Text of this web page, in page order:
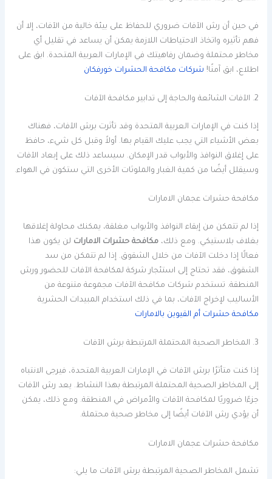
في حين أن رش الآفات ضروري للحفاظ على بيئة خالية من الآفات، إلا أن
فهم تأثيره واتخاذ الاحتياطات اللازمة يمكن أن يساعد في تقليل أي
مخاطر محتملة وضمان رفاهيتك في الإمارات العربية المتحدة. ابق على
اطلاع، ابق آمنًا! شركات مكافحة الحشرات خورفكان
2. الآفات الشائعة والحاجة إلى تدابير مكافحة الآفات
إذا كنت في الإمارات العربية المتحدة وقد تأثرت برش الآفات، فهناك
بعض الأشياء التي يجب عليك القيام بها. أولاً وقبل كل شيء، حافظ
على إغلاق النوافذ والأبواب قدر الإمكان. سيساعد ذلك على إبعاد الآفات
وسيقلل أيضًا من كمية الغبار والملوثات الأخرى التي ستكون في الهواء.
مكافحة حشرات عجمان الامارات
إذا لم تتمكن من إبقاء النوافذ والأبواب مغلقة، يمكنك محاولة إغلاقها
بغلاف بلاستيكي. ومع ذلك،مكافحة حشرات الامارات لن يكون هذا
فعالًا إذا دخلت الآفات من خلال الشقوق. إذا لم تتمكن من سد
الشقوق، فقد تحتاج إلى استئجار شركة لمكافحة الآفات للحضور ورش
المنطقة. تستخدم شركات مكافحة الآفات مجموعة متنوعة من
الأساليب لإخراج الآفات، بما في ذلك استخدام المبيدات الحشرية
مكافحة حشرات أم القيوين بالامارات
3. المخاطر الصحية المحتملة المرتبطة برش الآفات
إذا كنت متأثرًا برش الآفات في الإمارات العربية المتحدة، فيرجى الانتباه
إلى المخاطر الصحية المحتملة المرتبطة بهذا النشاط. يعد رش الآفات
جزءًا ضروريًا لمكافحة الآفات والأمراض في المنطقة. ومع ذلك، يمكن
أن يؤدي رش الآفات أيضًا إلى مخاطر صحية محتملة.
مكافحة حشرات عجمان الامارات
تشمل المخاطر الصحية المرتبطة برش الآفات ما يلي: